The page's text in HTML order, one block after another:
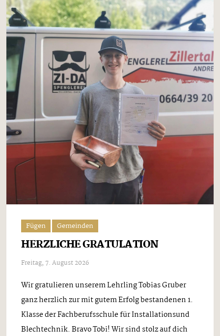
Fügen Gemeinden
HERZLICHE GRATULATION
Freitag, 7. August 2026
Wir gratulieren unserem Lehrling Tobias Gruber
ganz herzlich zur mit gutem Erfolg bestandenen 1.
Klasse der Fachberufsschule für Installationsund
Blechtechnik. Bravo Tobi! Wir sind stolz auf dich